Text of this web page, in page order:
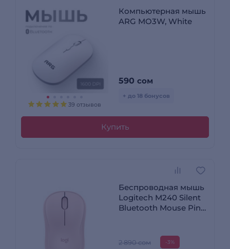
39 отзывов
Компьютерная мышь
ARG MO3W, White
590 сом
+ до 18 бонусов
Купить
Беспроводная мышь
Logitech M240 Silent
Bluetooth Mouse Pink
2 890 сом -3%